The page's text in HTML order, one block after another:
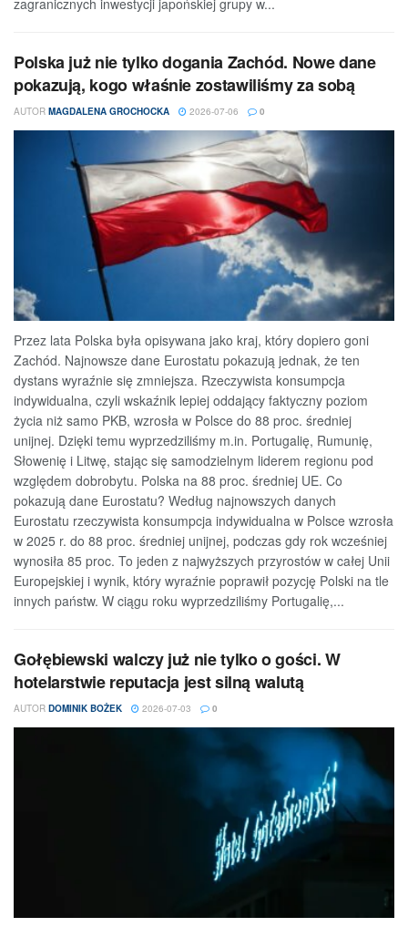
zagranicznych inwestycji japońskiej grupy w...
Polska już nie tylko dogania Zachód. Nowe dane
pokazują, kogo właśnie zostawiliśmy za sobą
AUTOR MAGDALENA GROCHOCKA 2026-07-06 0
Przez lata Polska była opisywana jako kraj, który dopiero goni
Zachód. Najnowsze dane Eurostatu pokazują jednak, że ten
dystans wyraźnie się zmniejsza. Rzeczywista konsumpcja
indywidualna, czyli wskaźnik lepiej oddający faktyczny poziom
życia niż samo PKB, wzrosła w Polsce do 88 proc. średniej
unijnej. Dzięki temu wyprzedziliśmy m.in. Portugalię, Rumunię,
Słowenię i Litwę, stając się samodzielnym liderem regionu pod
względem dobrobytu. Polska na 88 proc. średniej UE. Co
pokazują dane Eurostatu? Według najnowszych danych
Eurostatu rzeczywista konsumpcja indywidualna w Polsce wzrosła
w 2025 r. do 88 proc. średniej unijnej, podczas gdy rok wcześniej
wynosiła 85 proc. To jeden z najwyższych przyrostów w całej Unii
Europejskiej i wynik, który wyraźnie poprawił pozycję Polski na tle
innych państw. W ciągu roku wyprzedziliśmy Portugalię,...
Gołębiewski walczy już nie tylko o gości. W
hotelarstwie reputacja jest silną walutą
AUTOR DOMINIK BOŻEK 2026-07-03 0